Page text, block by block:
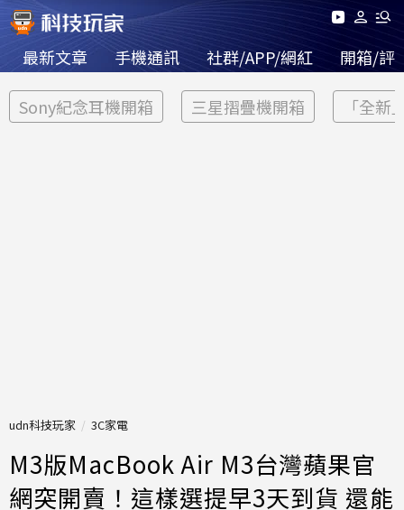
最新文章 手機通訊 社群/APP/網紅 開箱/評
Sony紀念耳機開箱 三星摺疊機開箱 「全新
udn科技玩家 3C家電
M3版MacBook Air M3台灣蘋果官
網突開賣！這樣選提早3天到貨 還能